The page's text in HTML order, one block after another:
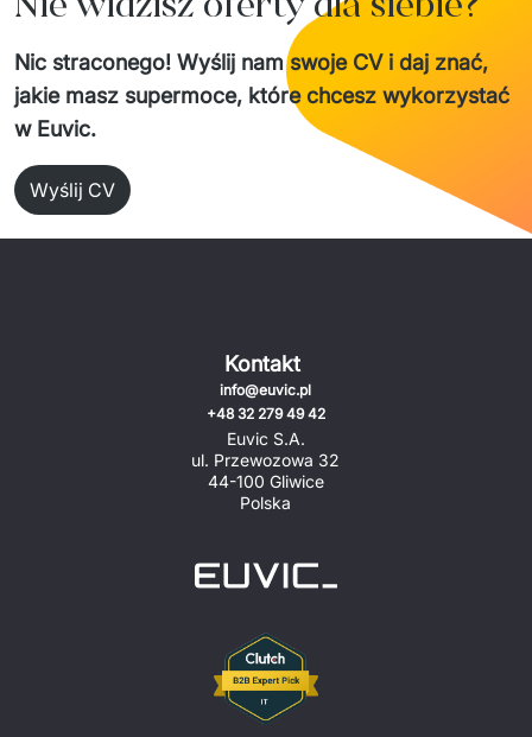
Nic straconego! Wyślij nam swoje CV i daj znać,
jakie masz supermoce, które chcesz wykorzystać
w Euvic.
Wyślij CV
Kontakt
info@euvic.pl
+48 32 279 49 42
Euvic S.A.
ul. Przewozowa 32
44-100 Gliwice
Polska